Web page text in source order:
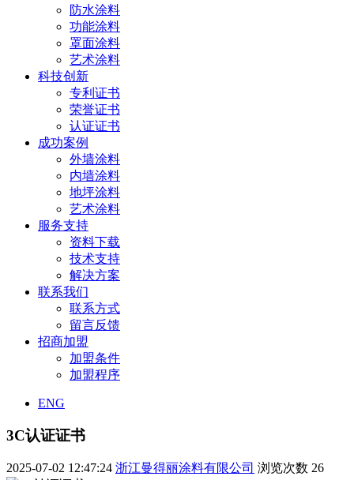
防水涂料
功能涂料
罩面涂料
艺术涂料
科技创新
专利证书
荣誉证书
认证证书
成功案例
外墙涂料
内墙涂料
地坪涂料
艺术涂料
服务支持
资料下载
技术支持
解决方案
联系我们
联系方式
留言反馈
招商加盟
加盟条件
加盟程序
ENG
3C认证证书
2025-07-02 12:47:24 浙江曼得丽涂料有限公司 浏览次数 26